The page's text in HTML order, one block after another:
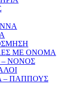
ΜΕ ΟΝΟΜΑ
ΝΟΝΟΣ
– ΠΑΠΠΟΥΣ